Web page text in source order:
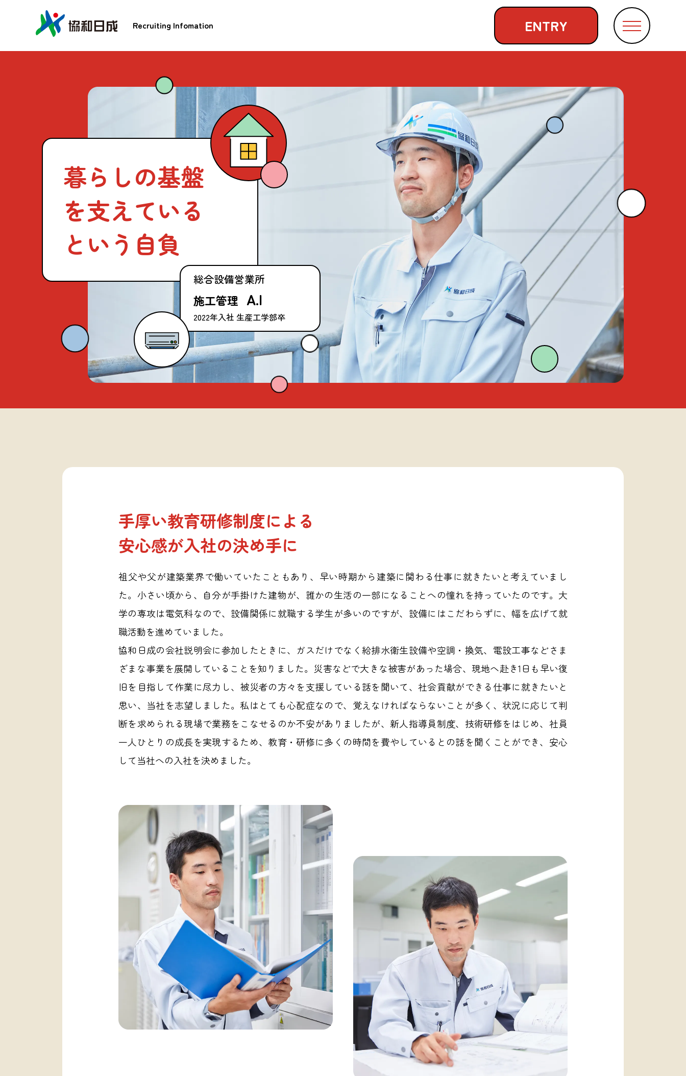
Recruiting Infomation ENTRY
暮らしの基盤
を支えている
という自負
総合設備営業所
施工管理 A.I
2022年入社 生産工学部卒
手厚い教育研修制度による
安心感が入社の決め手に
祖父や父が建築業界で働いていたこともあり、早い時期から建築に関わる仕事に就きたいと考えていまし
た。小さい頃から、自分が手掛けた建物が、誰かの生活の一部になることへの憧れを持っていたのです。大
学の専攻は電気科なので、設備関係に就職する学生が多いのですが、設備にはこだわらずに、幅を広げて就
職活動を進めていました。
協和日成の会社説明会に参加したときに、ガスだけでなく給排水衛生設備や空調・換気、電設工事などさま
ざまな事業を展開していることを知りました。災害などで大きな被害があった場合、現地へ赴き1日も早い復
旧を目指して作業に尽力し、被災者の方々を支援している話を聞いて、社会貢献ができる仕事に就きたいと
思い、当社を志望しました。私はとても心配症なので、覚えなければならないことが多く、状況に応じて判
断を求められる現場で業務をこなせるのか不安がありましたが、新人指導員制度、技術研修をはじめ、社員
一人ひとりの成長を実現するため、教育・研修に多くの時間を費やしているとの話を聞くことができ、安心
して当社への入社を決めました。